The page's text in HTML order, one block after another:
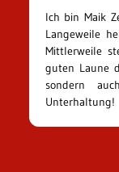
Ich bin Maik
Langeweile
Mittlerweile
guten Laune
sondern
Unterhaltung!